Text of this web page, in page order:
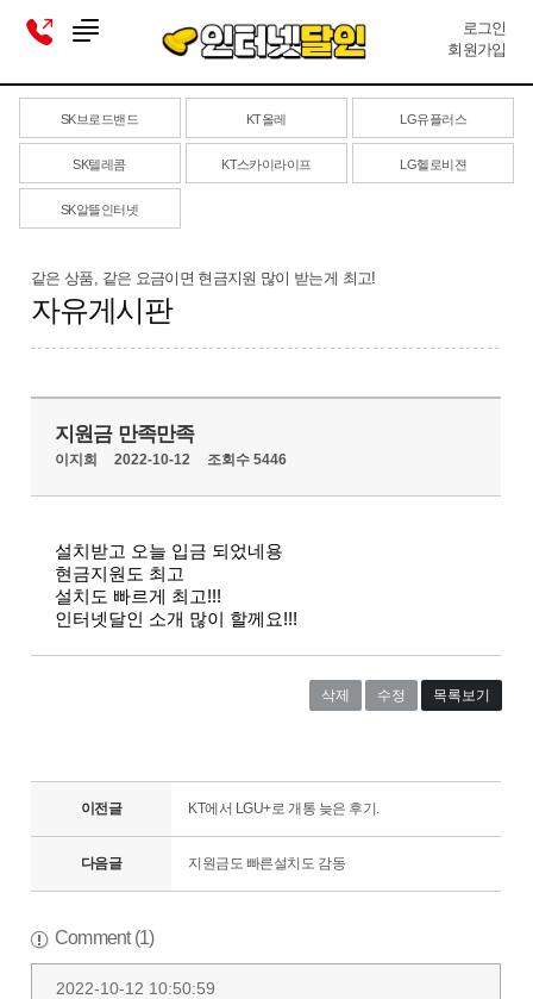
로그인
회원가입
SK브로드밴드 KT올레 LG유플러스
SK텔레콤 KT스카이라이프 LG헬로비젼
SK알뜰인터넷
같은 상품, 같은 요금이면 현금지원 많이 받는게 최고!
자유게시판
지원금 만족만족
이지희 2022-10-12 조회수 5446
설치받고 오늘 입금 되었네용
현금지원도 최고
설치도 빠르게 최고!!!
인터넷달인 소개 많이 할께요!!!
삭제 수정 목록보기
이전글 KT에서 LGU+로 개통 늦은 후기.
다음글 지원금도 빠른설치도 감동
Comment (1)
2022-10-12 10:50:59